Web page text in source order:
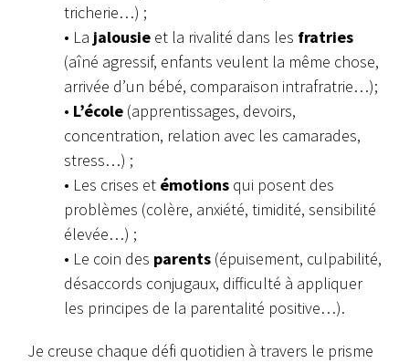
tricherie…) ;
• La jalousie et la rivalité dans les fratries
(aîné agressif, enfants veulent la même chose,
arrivée d’un bébé, comparaison intrafratrie…);
• L’école (apprentissages, devoirs,
concentration, relation avec les camarades,
stress…) ;
• Les crises et émotions qui posent des
problèmes (colère, anxiété, timidité, sensibilité
élevée…) ;
• Le coin des parents (épuisement, culpabilité,
désaccords conjugaux, difficulté à appliquer
les principes de la parentalité positive…).
Je creuse chaque défi quotidien à travers le prisme